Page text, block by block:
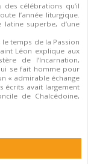
célébrations qu’il
l’année liturgique.
latine superbe, d’une
temps de la Passion
Léon explique aux
de l’Incarnation,
se fait homme pour
« admirable échange
écrits avait largement
de Chalcédoine,